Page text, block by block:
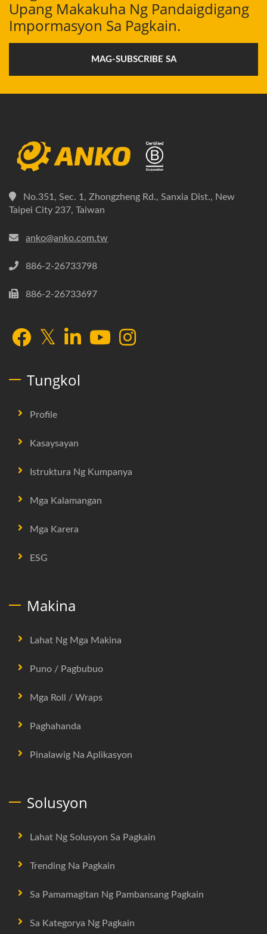
Upang Makakuha Ng Pandaigdigang
Impormasyon Sa Pagkain.
MAG-SUBSCRIBE SA
No.351, Sec. 1, Zhongzheng Rd., Sanxia Dist., New
Taipei City 237, Taiwan
anko@anko.com.tw
886-2-26733798
886-2-26733697
Tungkol
Profile
Kasaysayan
Istruktura Ng Kumpanya
Mga Kalamangan
Mga Karera
ESG
Makina
Lahat Ng Mga Makina
Puno / Pagbubuo
Mga Roll / Wraps
Paghahanda
Pinalawig Na Aplikasyon
Solusyon
Lahat Ng Solusyon Sa Pagkain
Trending Na Pagkain
Sa Pamamagitan Ng Pambansang Pagkain
Sa Kategorya Ng Pagkain